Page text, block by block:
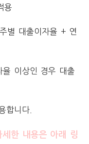
용
별 대출이자율 + 연
이상인 경우 대출
합니다.
한 내용은 아래 링